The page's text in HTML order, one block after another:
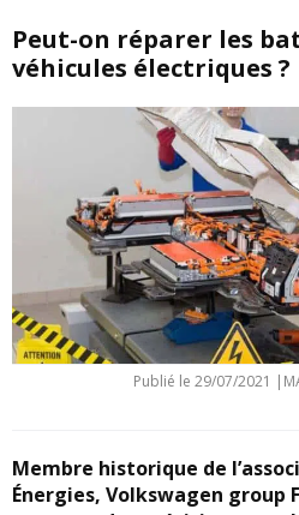
Peut-on réparer les
véhicules électriques ?
Publié le 29/07/2021 |
Membre historique de
Énergies, Volkswagen group